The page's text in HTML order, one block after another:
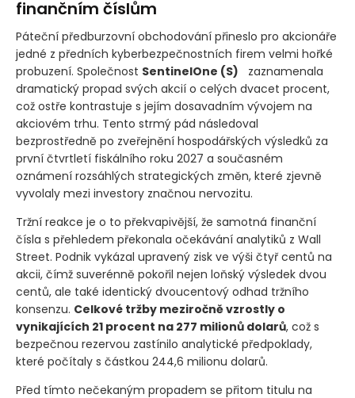
Překvapivý propad navzdory silným
finančním číslům
Páteční předburzovní obchodování přineslo pro akcionáře
jedné z předních kyberbezpečnostních firem velmi hořké
probuzení. Společnost SentinelOne(S) +3,08 %
zaznamenala dramatický propad svých akcií o celých
dvacet procent, což ostře kontrastuje s jejím dosavadním
vývojem na akciovém trhu. Tento strmý pád následoval
bezprostředně po zveřejnění hospodářských výsledků za
první čtvrtletí fiskálního roku 2027 a současném
oznámení rozsáhlých strategických změn, které zjevně
vyvolaly mezi investory značnou nervozitu.
Tržní reakce je o to překvapivější, že samotná finanční
čísla s přehledem překonala očekávání analytiků z Wall
Street. Podnik vykázal upravený zisk ve výši čtyř centů na
akcii, čímž suverénně pokořil nejen loňský výsledek dvou
centů, ale také identický dvoucentový odhad tržního
konsenzu.
Celkové tržby meziročně vzrostly o
vynikajících 21 procent na 277 milionů dolarů
, což s
bezpečnou rezervou zastínilo analytické předpoklady,
které počítaly s částkou 244,6 milionu dolarů.